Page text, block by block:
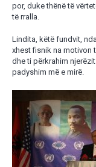
por, duke thënë të
të rralla.
Lindita, këtë fundvit,
xhest fisnik na motivon
dhe ti përkrahim
padyshim më e mirë.